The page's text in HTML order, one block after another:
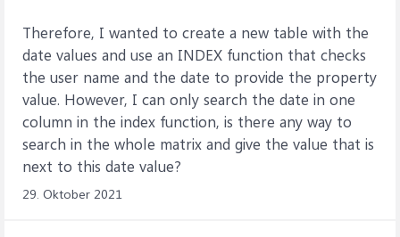
Therefore, I wanted to create a new table with the
date values and use an INDEX function that checks
the user name and the date to provide the property
value. However, I can only search the date in one
column in the index function, is there any way to
search in the whole matrix and give the value that is
next to this date value?
29. Oktober 2021